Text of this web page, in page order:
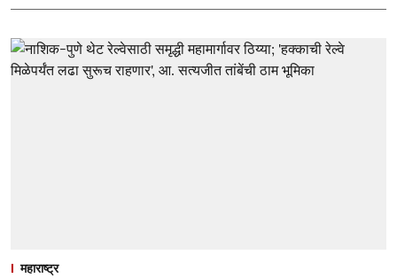
महाराष्ट्र